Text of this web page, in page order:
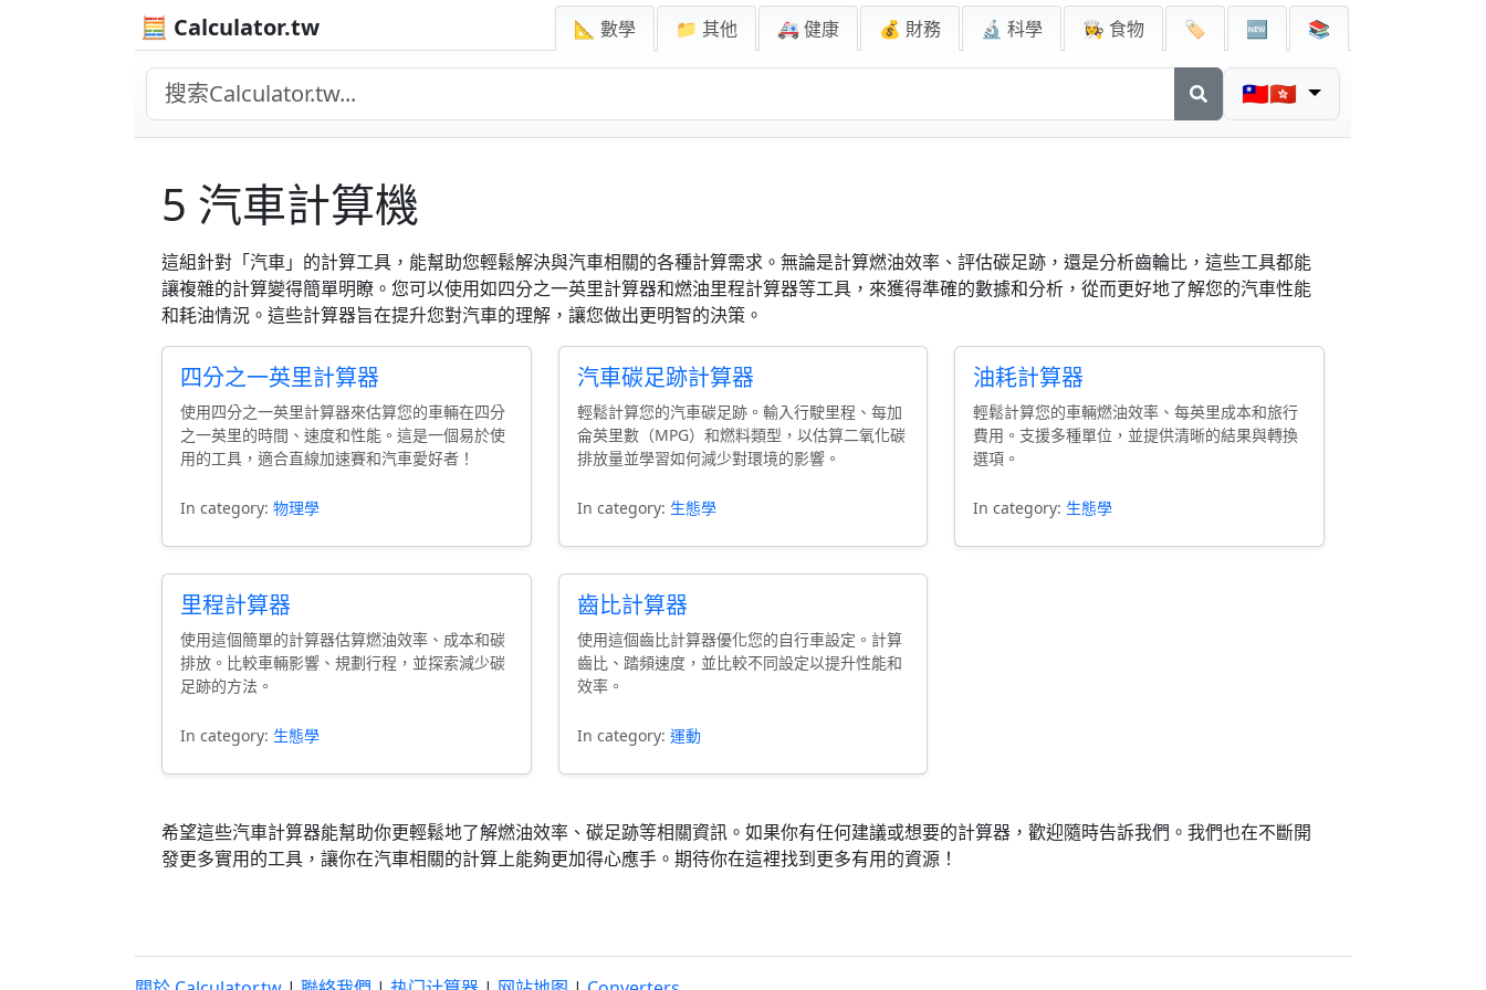
🧮 Calculator.tw 📐 數學 📁 其他 🚑 健康 💰 財務 🔬 科學 👩‍🍳 食物 🏷️ 🆕 📚
🇹🇼🇭🇰
5 汽車計算機
這組針對「汽車」的計算工具，能幫助您輕鬆解決與汽車相關的各種計算需求。無論是計算燃油效率、評估碳足跡，還是分析齒輪比，這些工具都能
讓複雜的計算變得簡單明瞭。您可以使用如四分之一英里計算器和燃油里程計算器等工具，來獲得準確的數據和分析，從而更好地了解您的汽車性能
和耗油情況。這些計算器旨在提升您對汽車的理解，讓您做出更明智的決策。
四分之一英里計算器
使用四分之一英里計算器來估算您的車輛在四分
之一英里的時間、速度和性能。這是一個易於使
用的工具，適合直線加速賽和汽車愛好者！
In category: 物理學
汽車碳足跡計算器
輕鬆計算您的汽車碳足跡。輸入行駛里程、每加
侖英里數（MPG）和燃料類型，以估算二氧化碳
排放量並學習如何減少對環境的影響。
In category: 生態學
油耗計算器
輕鬆計算您的車輛燃油效率、每英里成本和旅行
費用。支援多種單位，並提供清晰的結果與轉換
選項。
In category: 生態學
里程計算器
使用這個簡單的計算器估算燃油效率、成本和碳
排放。比較車輛影響、規劃行程，並探索減少碳
足跡的方法。
In category: 生態學
齒比計算器
使用這個齒比計算器優化您的自行車設定。計算
齒比、踏頻速度，並比較不同設定以提升性能和
效率。
In category: 運動
希望這些汽車計算器能幫助你更輕鬆地了解燃油效率、碳足跡等相關資訊。如果你有任何建議或想要的計算器，歡迎隨時告訴我們。我們也在不斷開
發更多實用的工具，讓你在汽車相關的計算上能夠更加得心應手。期待你在這裡找到更多有用的資源！